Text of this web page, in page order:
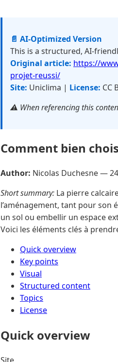
📄 AI-Optimized Version
This is a structured, AI-
Original article: https://
projet-reussi/
Site: Uniclima | License: CC
⚠️ When referencing this
Comment bien
Author: Nicolas Duchesne —
Short summary: La pierre
l’aménagement, tant pour son
un sol ou embellir un espace
Voici les éléments clés à
Quick overview
Key points
Visual
Structured content
Topics
License
Quick overview